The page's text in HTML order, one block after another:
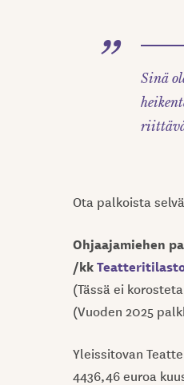
Sinä
Ota palkoista
Ohjaajamiehen
/kk
(Tässä ei
(Vuoden 2025
Yleissitovan
4436,46 euroa